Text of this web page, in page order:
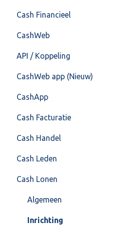
Bank(koppeling)
Import/Export
Postbus
Training & Consultancy
Overig
Cash Financieel
Boekhoud
Fiscaal
Overig
CashWeb
CashHero Layout
Mailen vanuit CASHWeb
Algemeen gebruik
API / Koppeling
Algemeen
Api 3.0 (SOAP API)
API 4.0 (REST API)
CashWeb app (Nieuw)
Veel gestelde vragen
CashApp
Cash Facturatie
Factureren
Instellingen
Algemeen
Formulierlayout
Cash Handel
Inkoop
Verkoop
Voorraad
Overig
Cash Leden
Cash Lonen
Algemeen
Inrichting